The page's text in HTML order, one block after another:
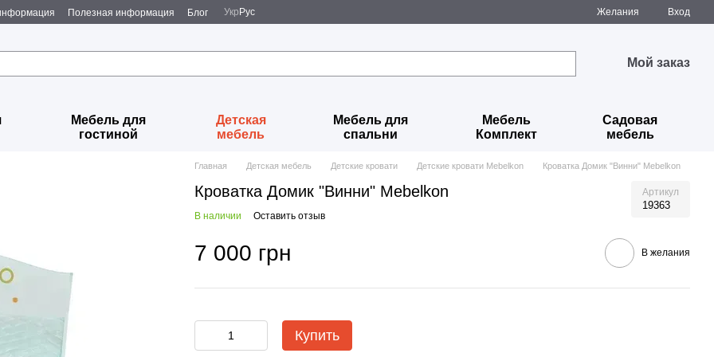
Полезная информация Блог Укр Рус Желания Вход
Мой заказ
Мебель для
гостиной
Детская
мебель
Мебель для
спальни
Мебель
Комплект
Садовая
мебель
Главная Детская мебель Детские кровати Детские кровати Mebelkon Кроватка Домик "Винни" Mebelkon
Кроватка Домик "Винни" Mebelkon Артикул
19363
В наличии Оставить отзыв
7 000 грн В желания
Купить